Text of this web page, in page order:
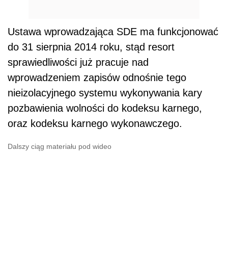
Ustawa wprowadzająca SDE ma funkcjonować
do 31 sierpnia 2014 roku, stąd resort
sprawiedliwości już pracuje nad
wprowadzeniem zapisów odnośnie tego
nieizolacyjnego systemu wykonywania kary
pozbawienia wolności do kodeksu karnego,
oraz kodeksu karnego wykonawczego.
Dalszy ciąg materiału pod wideo